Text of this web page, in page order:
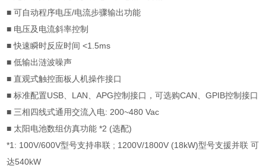
■可自动程序电压/电流步骤输出功能
■ 电压及电流斜率控制
■快速瞬时反应时间 <1.5ms
■低输出涟波噪声
■直观式触控面板人机操作接口
■标准配置USB LAN 、APG控制接口，可选购CAN 、GPIB控制接口
■ 三相四线式通用交流入电: 200~480 Vac
■ 太阳电池数组仿真功能 *2 (选配)
*1: 100V/600V型号支持串联 ; 1200V/1800V (18kW)型号支援并联 可
达540kW